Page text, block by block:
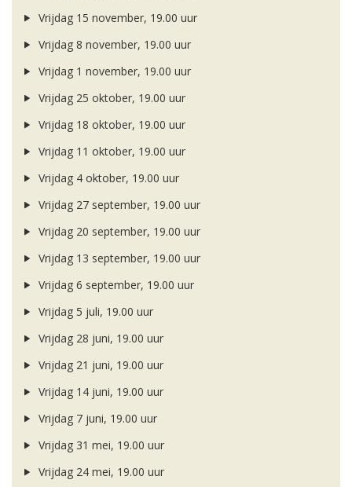
Vrijdag 15 november, 19.00 uur
Vrijdag 8 november, 19.00 uur
Vrijdag 1 november, 19.00 uur
Vrijdag 25 oktober, 19.00 uur
Vrijdag 18 oktober, 19.00 uur
Vrijdag 11 oktober, 19.00 uur
Vrijdag 4 oktober, 19.00 uur
Vrijdag 27 september, 19.00 uur
Vrijdag 20 september, 19.00 uur
Vrijdag 13 september, 19.00 uur
Vrijdag 6 september, 19.00 uur
Vrijdag 5 juli, 19.00 uur
Vrijdag 28 juni, 19.00 uur
Vrijdag 21 juni, 19.00 uur
Vrijdag 14 juni, 19.00 uur
Vrijdag 7 juni, 19.00 uur
Vrijdag 31 mei, 19.00 uur
Vrijdag 24 mei, 19.00 uur